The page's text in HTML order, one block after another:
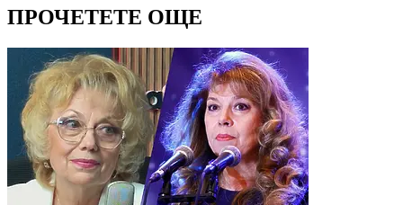
ПРОЧЕТЕТЕ ОЩЕ